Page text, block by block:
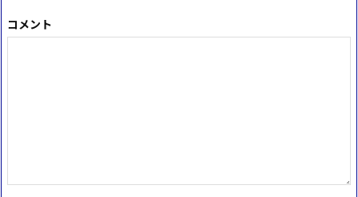
コメント